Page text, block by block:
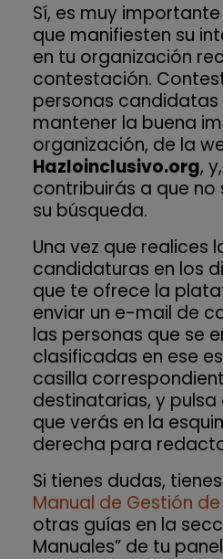
Sí, es muy
que manifiesten su
en tu organización
contestación.
personas
mantener la buena
organización, de la
Hazloinclusivo.org,
contribuirás a que no
su búsqueda.
Una vez que realices
candidaturas en los
que te ofrece la
enviar un e-mail de
las personas que se
clasificadas en ese
casilla
destinatarias, y
que verás en la
derecha para
Si tienes dudas,
Manual de Gestión
otras guías en la
Manuales” de tu